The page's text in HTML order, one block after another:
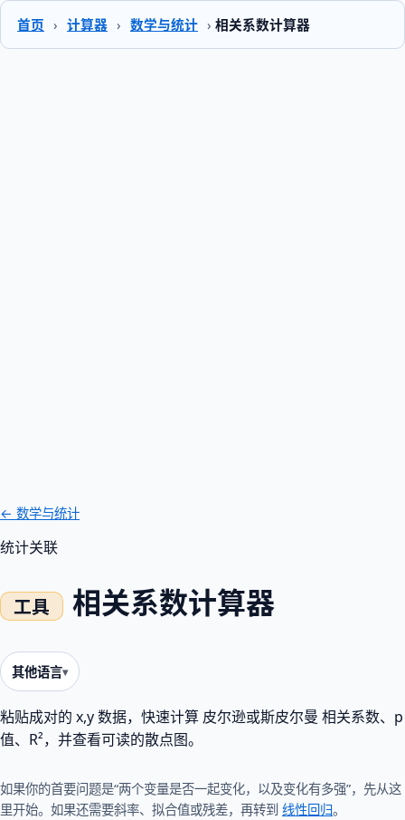
首页 › 计算器 › 数学与统计 › 相关系数计算器
← 数学与统计
统计关联
相关系数计算器
其他语言
粘贴成对的 x,y 数据，快速计算 皮尔逊或斯皮尔曼 相关系数、p
值、R²，并查看可读的散点图。
如果你的首要问题是“两个变量是否一起变化，以及变化有多强”，先从这
里开始。如果还需要斜率、拟合值或残差，再转到 线性回归。